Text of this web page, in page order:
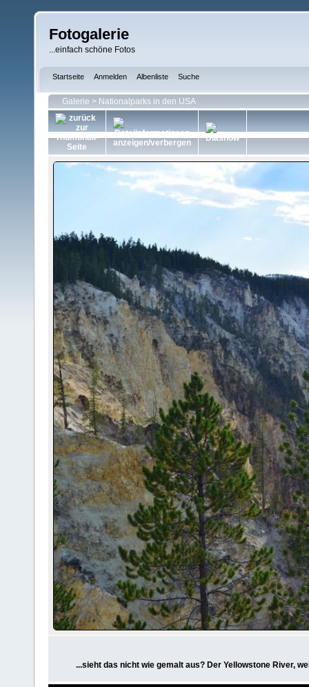
Fotogalerie
...einfach schöne Fotos
Startseite Anmelden Albenliste Suche
Galerie > Nationalparks in den USA
...sieht das nicht wie gemalt aus? Der Yellowstone River,